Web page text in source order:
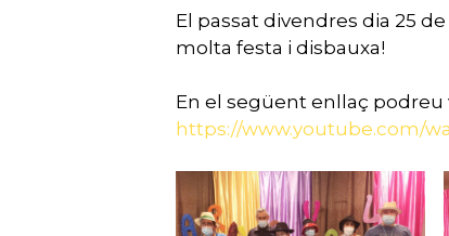
El passat divendres dia 25
molta festa i disbauxa!
En el següent enllaç
https://www.youtube.com/